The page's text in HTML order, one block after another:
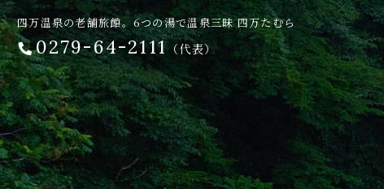
四万温泉の老舗旅館。6つの湯で温泉三昧 四万たむら
0279-64-2111 （代表）